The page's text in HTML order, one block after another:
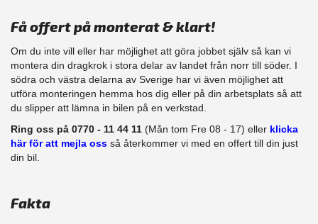
Få offert på monterat & klart!
Om du inte vill eller har möjlighet att göra jobbet själv så kan vi
montera din dragkrok i stora delar av landet från norr till söder. I
södra och västra delarna av Sverige har vi även möjlighet att
​utföra monteringen hemma hos dig eller på din arbetsplats så att
du slipper att lämna in bilen på en verkstad.
Ring oss på 0770 - 11 44 11 (Mån tom Fre 08 - 17) eller klicka
här för att mejla oss så återkommer vi med en offert till din just
din bil.
Fakta